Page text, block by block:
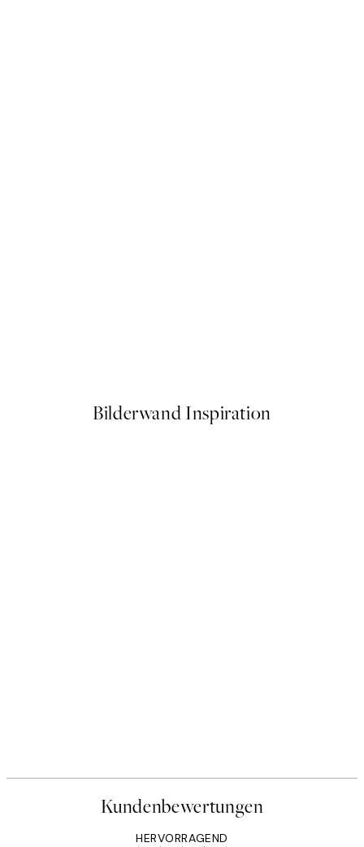
Bilderwand Inspiration
Kundenbewertungen
HERVORRAGEND